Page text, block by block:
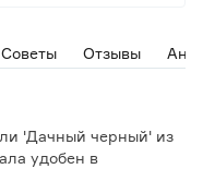
Советы Отзывы
'Дачный черный' из
удобен в